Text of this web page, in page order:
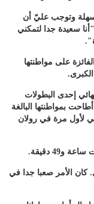
سهلة وتوجب عليّ أن
"أنا سعيدة جدا لتمكني
على مواطنتها
إحدى البطولات
سنا، فكوستيوك (23 عاما) أطاحت بمواطنتها البالغة
لأول مرة في رولان
دقيقة.
كان الأمر صعبا جدا في